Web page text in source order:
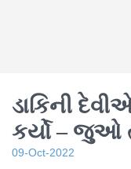
ડાકિની
કર્યો – જુઓ
09-Oct-2022